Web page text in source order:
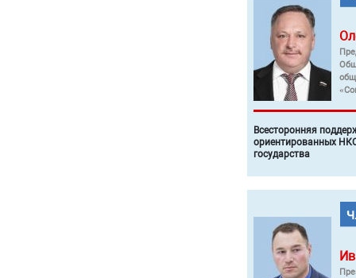
Всесторонняя
ориентированных
государства